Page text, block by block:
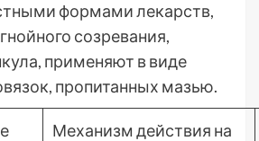
формами лекарств,
созревания,
применяют в виде
пропитанных мазью.
Механизм действия на